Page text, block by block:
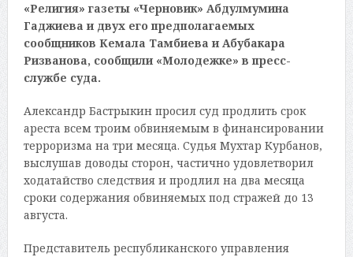
«Религия» газеты «Черновик» Абдулмумина
Гаджиева и двух его предполагаемых
сообщников Кемала Тамбиева и Абубакара
Ризванова, сообщили «Молодежке» в пресс-
службе суда.
Александр Бастрыкин просил суд продлить срок
ареста всем троим обвиняемым в финансировании
терроризма на три месяца. Судья Мухтар Курбанов,
выслушав доводы сторон, частично удовлетворил
ходатайство следствия и продлил на два месяца
сроки содержания обвиняемых под стражей до 13
августа.
Представитель республиканского управления